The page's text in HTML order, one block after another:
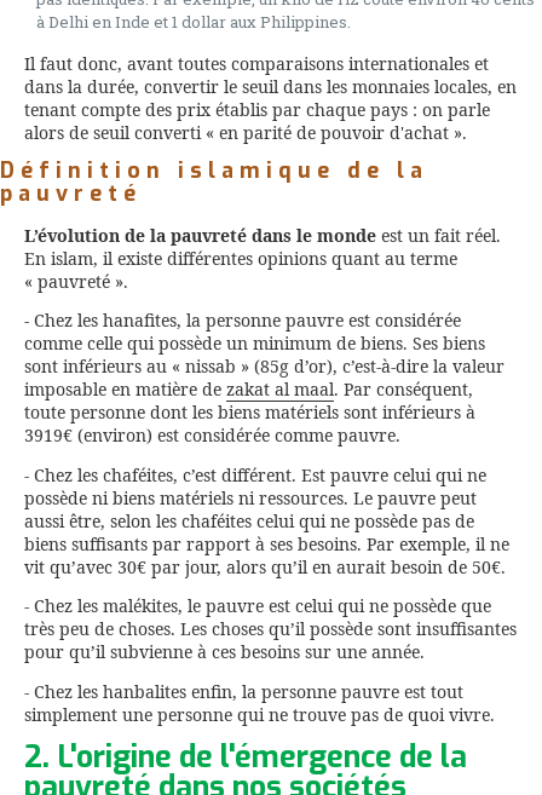
à Delhi en Inde et 1 dollar aux Philippines.
Il faut donc, avant toutes comparaisons internationales et
dans la durée, convertir le seuil dans les monnaies locales, en
tenant compte des prix établis par chaque pays : on parle
alors de seuil converti « en parité de pouvoir d'achat ».
Définition islamique de la
pauvreté
L’évolution de la pauvreté dans le monde est un fait réel.
En islam, il existe différentes opinions quant au terme
« pauvreté ».
- Chez les hanafites, la personne pauvre est considérée
comme celle qui possède un minimum de biens. Ses biens
sont inférieurs au « nissab » (85g d’or), c’est-à-dire la valeur
imposable en matière de zakat al maal. Par conséquent,
toute personne dont les biens matériels sont inférieurs à
3919€ (environ) est considérée comme pauvre.
- Chez les chaféites, c’est différent. Est pauvre celui qui ne
possède ni biens matériels ni ressources. Le pauvre peut
aussi être, selon les chaféites celui qui ne possède pas de
biens suffisants par rapport à ses besoins. Par exemple, il ne
vit qu’avec 30€ par jour, alors qu’il en aurait besoin de 50€.
- Chez les malékites, le pauvre est celui qui ne possède que
très peu de choses. Les choses qu’il possède sont insuffisantes
pour qu’il subvienne à ces besoins sur une année.
- Chez les hanbalites enfin, la personne pauvre est tout
simplement une personne qui ne trouve pas de quoi vivre.
2. L'origine de l'émergence de la